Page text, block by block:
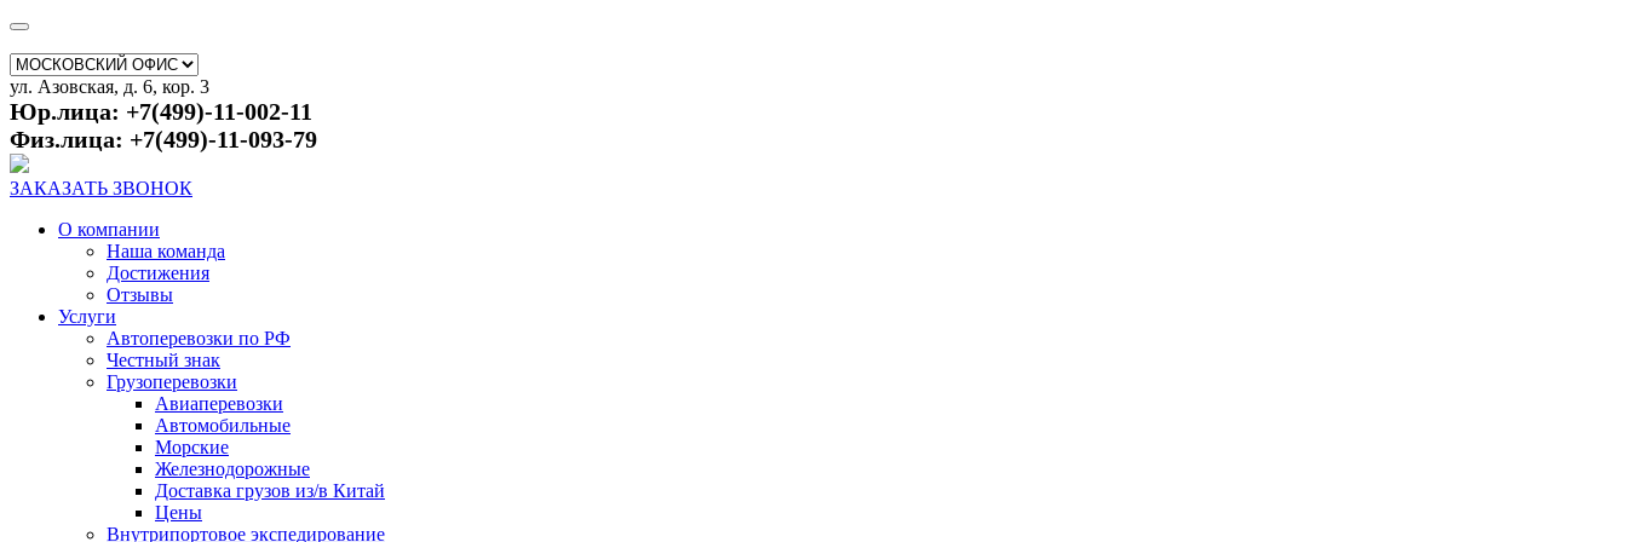
ул. Азовская, д. 6, кор. 3
Юр.лица: +7(499)-11-002-11
Физ.лица: +7(499)-11-093-79
ЗАКАЗАТЬ ЗВОНОК
О компании
Наша команда
Достижения
Отзывы
Услуги
Автоперевозки по РФ
Честный знак
Грузоперевозки
Авиаперевозки
Автомобильные
Морские
Железнодорожные
Доставка грузов из/в Китай
Цены
Внутрипортовое экспедирование